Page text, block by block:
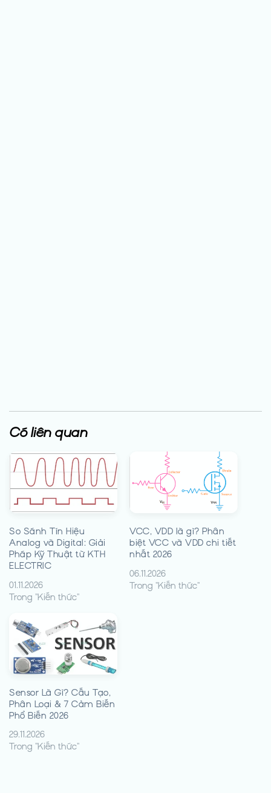
Có liên quan
So Sánh Tín Hiệu
Analog và Digital: Giải
Pháp Kỹ Thuật từ KTH
ELECTRIC
01.11.2026
Trong "Kiến thức"
VCC, VDD là gì? Phân
biệt VCC và VDD chi tiết
nhất 2026
06.11.2026
Trong "Kiến thức"
Sensor Là Gì? Cấu Tạo,
Phân Loại & 7 Cảm Biến
Phổ Biến 2026
29.11.2026
Trong "Kiến thức"